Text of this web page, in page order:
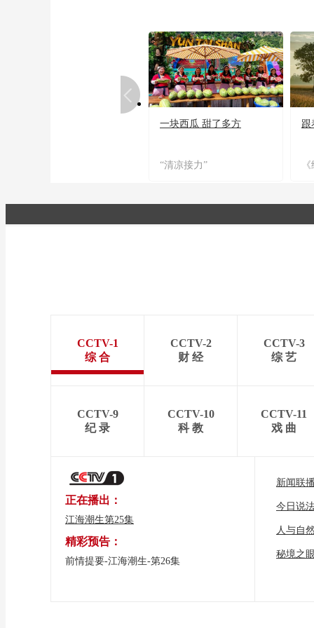
一块西瓜 甜了多方
“清凉接力”
跟
CCTV-1
综 合
CCTV-2
财 经
CCTV-3
综 艺
CCTV-9
纪 录
CCTV-10
科 教
CCTV-11
戏 曲
正在播出：
江海潮生第25集
精彩预告：
前情提要-江海潮生-第26集
新闻联
今日说
人与自
秘境之